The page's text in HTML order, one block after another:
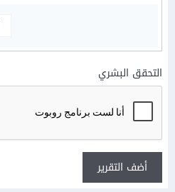
التحقق البشري
أضف التقرير